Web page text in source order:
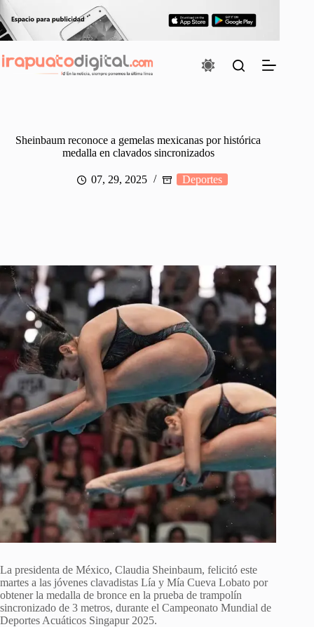
al
contenido
Sheinbaum reconoce a gemelas mexicanas por histórica
medalla en clavados sincronizados
07, 29, 2025 Deportes
La presidenta de México, Claudia Sheinbaum, felicitó este
martes a las jóvenes clavadistas Lía y Mía Cueva Lobato por
obtener la medalla de bronce en la prueba de trampolín
sincronizado de 3 metros, durante el Campeonato Mundial de
Deportes Acuáticos Singapur 2025.